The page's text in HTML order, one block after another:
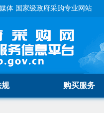
体 国家级政府采购专业网站
规 购买服务